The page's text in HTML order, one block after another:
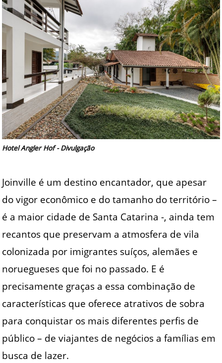
Hotel Angler Hof - Divulgação
Joinville é um destino encantador, que apesar
do vigor econômico e do tamanho do território –
é a maior cidade de Santa Catarina -, ainda tem
recantos que preservam a atmosfera de vila
colonizada por imigrantes suíços, alemães e
noruegueses que foi no passado. E é
precisamente graças a essa combinação de
características que oferece atrativos de sobra
para conquistar os mais diferentes perfis de
público – de viajantes de negócios a famílias em
busca de lazer.